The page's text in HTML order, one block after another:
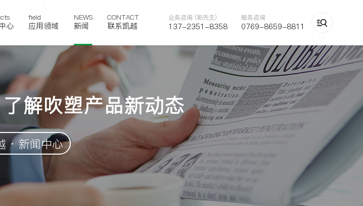
心
field
应用领域
NEWS
新闻
CONTACT
联系凯越
业务咨询 (郭先生)
137-2351-8358
服务咨询
0769-8659-8811 
解吹塑产品新动态
· 新闻中心